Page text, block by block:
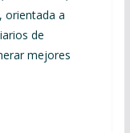
orientada a
de
mejores